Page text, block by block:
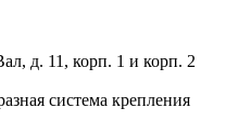
д. 11, корп. 1 и корп. 2
система крепления